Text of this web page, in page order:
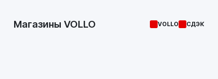
Магазины VOLLO VOLLO СДЭК